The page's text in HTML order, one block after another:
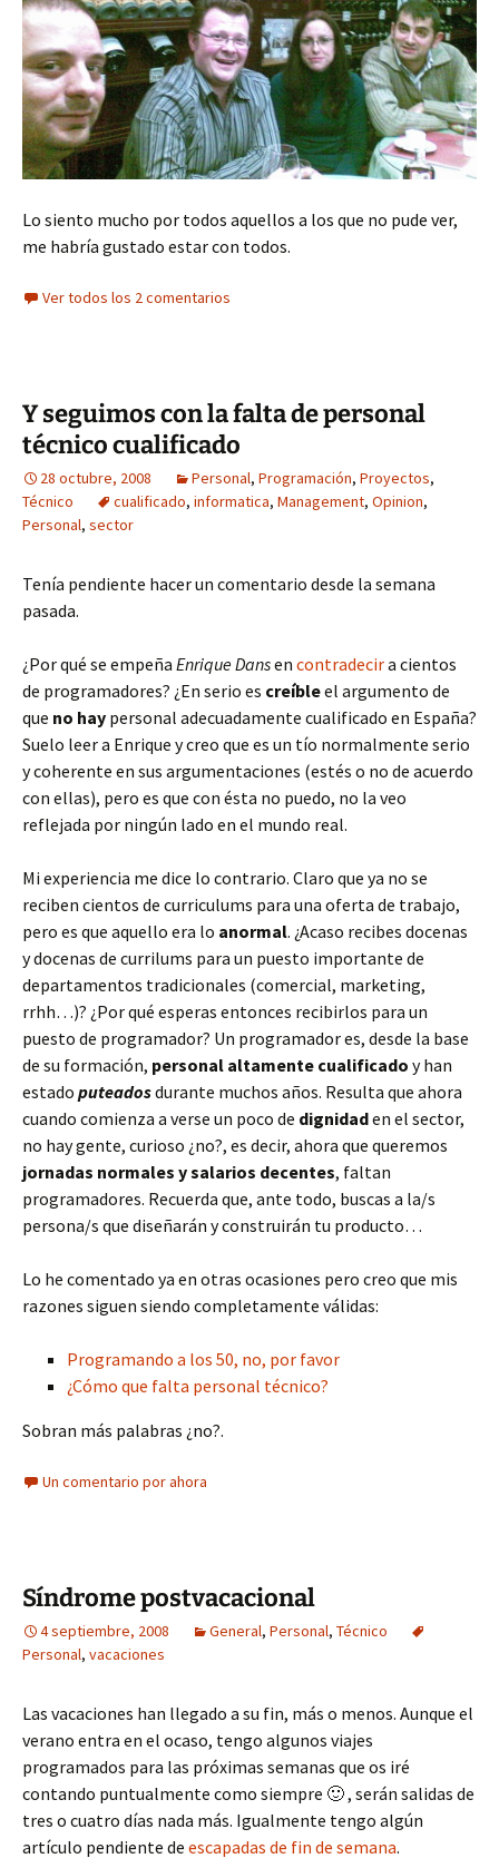
Lo siento mucho por todos aquellos a los que no pude ver,
me habría gustado estar con todos.
Ver todos los 2 comentarios
Y seguimos con la falta de personal
técnico cualificado
28 octubre, 2008 Personal, Programación, Proyectos,
Técnico
cualificado, informatica, Management, Opinion,
Personal, sector
Tenía pendiente hacer un comentario desde la semana
pasada.
¿Por qué se empeña Enrique Dansen contradecira cientos
de programadores? ¿En serio es creíbleel argumento de
que no hay personal adecuadamente cualificado en España?
Suelo leer a Enrique y creo que es un tío normalmente serio
y coherente en sus argumentaciones (estés o no de acuerdo
con ellas), pero es que con ésta no puedo, no la veo
reflejada por ningún lado en el mundo real.
Mi experiencia me dice lo contrario. Claro que ya no se
reciben cientos de curriculums para una oferta de trabajo,
pero es que aquello era lo anormal. ¿Acaso recibes docenas
y docenas de currilums para un puesto importante de
departamentos tradicionales (comercial, marketing,
rrhh…)? ¿Por qué esperas entonces recibirlos para un
puesto de programador? Un programador es, desde la base
de su formación, personal altamente cualificado y han
estado puteadosdurante muchos años. Resulta que ahora
cuando comienza a verse un poco de dignidaden el sector,
no hay gente, curioso ¿no?, es decir, ahora que queremos
jornadas normales y salarios decentes, faltan
programadores. Recuerda que, ante todo, buscas a la/s
persona/s que diseñarán y construirán tu producto…
Lo he comentado ya en otras ocasiones pero creo que mis
razones siguen siendo completamente válidas:
Programando a los 50, no, por favor
¿Cómo que falta personal técnico?
Sobran más palabras ¿no?.
Un comentario por ahora
Síndrome postvacacional
4 septiembre, 2008 General, Personal, Técnico
Personal, vacaciones
Las vacaciones han llegado a su fin, más o menos. Aunque el
verano entra en el ocaso, tengo algunos viajes
programados para las próximas semanas que os iré
contando puntualmente como siempre 🙂 , serán salidas de
tres o cuatro días nada más. Igualmente tengo algún
artículo pendiente de escapadas de fin de semana.